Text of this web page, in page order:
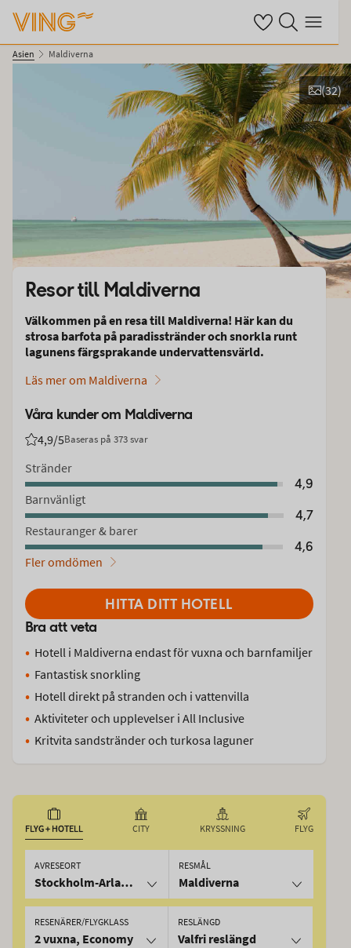
Se dina sparade
Sök på ving.se
Meny
Asien Maldiverna
(32)
Resor till Maldiverna
Välkommen på en resa till Maldiverna! Här kan du
strosa barfota på paradisstränder och snorkla runt
lagunens färgsprakande undervattensvärld.
Läs mer om Maldiverna
Våra kunder om Maldiverna
4,9/5Baseras på 373 svar
Betyg från Vings gäster: 4.9/5
Stränder
4,9
Barnvänligt
4,7
Restauranger & barer
4,6
Fler omdömen
HITTA DITT HOTELL
Bra att veta
Hotell i Maldiverna endast för vuxna och barnfamiljer
Fantastisk snorkling
Hotell direkt på stranden och i vattenvilla
Aktiviteter och upplevelser i All Inclusive
Kritvita sandstränder och turkosa laguner
FLYG + HOTELL CITY KRYSSNING FLYG
AVRESEORT
Stockholm-Arlanda
RESMÅL
Maldiverna
RESLÄNGD
Valfri reslängd
RESENÄRER/FLYGKLASS
2 vuxna, Economy